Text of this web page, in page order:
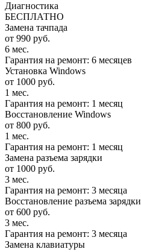
Диагностика
БЕСПЛАТНО
Замена тачпада
от 990 руб.
6 мес.
Гарантия на ремонт: 6 месяцев
Установка Windows
от 1000 руб.
1 мес.
Гарантия на ремонт: 1 месяц
Восстановление Windows
от 800 руб.
1 мес.
Гарантия на ремонт: 1 месяц
Замена разъема зарядки
от 1000 руб.
3 мес.
Гарантия на ремонт: 3 месяца
Восстановление разъема зарядки
от 600 руб.
3 мес.
Гарантия на ремонт: 3 месяца
Замена клавиатуры